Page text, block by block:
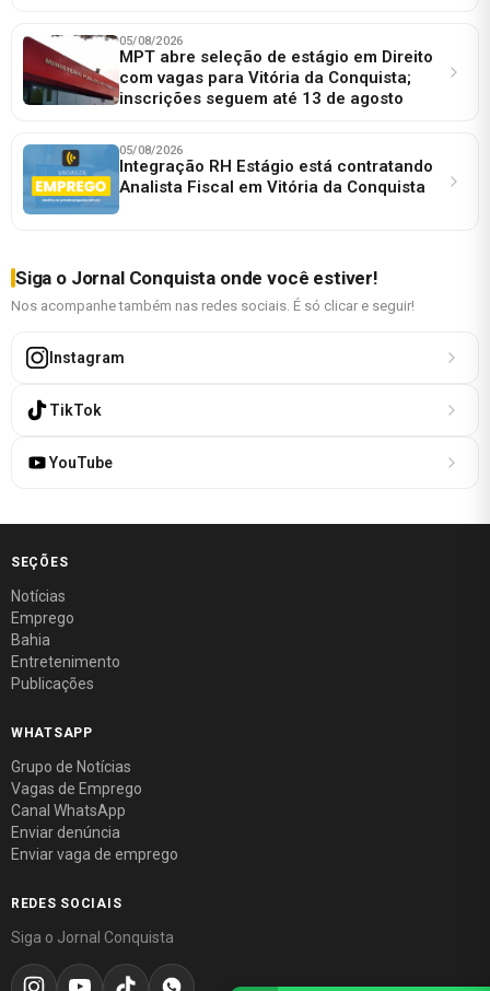
05/08/2026
MPT abre seleção de estágio em Direito
com vagas para Vitória da Conquista;
inscrições seguem até 13 de agosto
05/08/2026
Integração RH Estágio está contratando
Analista Fiscal em Vitória da Conquista
Siga o Jornal Conquista onde você estiver!
Nos acompanhe também nas redes sociais. É só clicar e seguir!
Instagram
TikTok
YouTube
SEÇÕES
Notícias
Emprego
Bahia
Entretenimento
Publicações
WHATSAPP
Grupo de Notícias
Vagas de Emprego
Canal WhatsApp
Enviar denúncia
Enviar vaga de emprego
REDES SOCIAIS
Siga o Jornal Conquista